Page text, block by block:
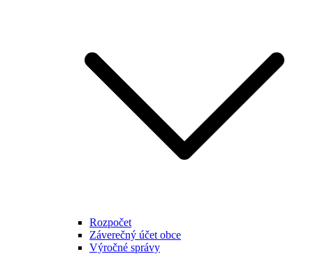
Rozpočet
Záverečný účet obce
Výročné správy